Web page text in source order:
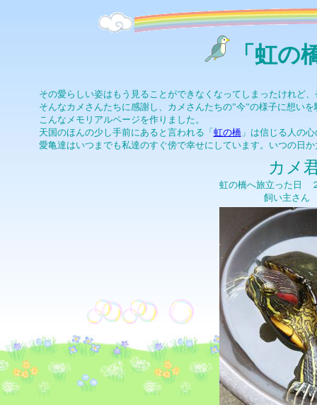
「虹の
その愛らしい姿はもう見ることができなくなってしまったけれど
そんなカメさんたちに感謝し、カメさんたちの”今”の様子に想い
こんなメモリアルページを作りました。
天国のほんの少し手前にあると言われる「 虹の橋」は信じる人の
愛亀達はいつまでも私達のすぐ傍で幸せにしています。いつの日
カメ
虹の橋へ旅立った日
飼い主さん